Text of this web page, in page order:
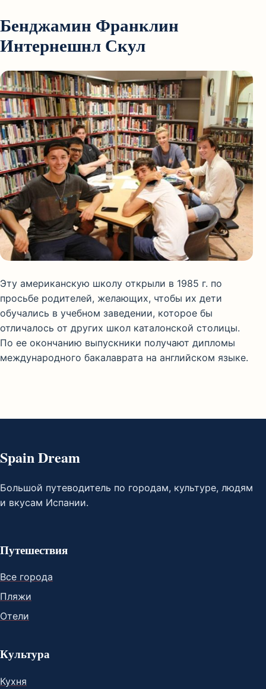
Бенджамин Франклин
Интернешнл Скул
Эту американскую школу открыли в 1985 г. по
просьбе родителей, желающих, чтобы их дети
обучались в учебном заведении, которое бы
отличалось от других школ каталонской столицы.
По ее окончанию выпускники получают дипломы
международного бакалаврата на английском языке.
Spain Dream
Большой путеводитель по городам, культуре, людям
и вкусам Испании.
Путешествия
Все города
Пляжи
Отели
Культура
Кухня